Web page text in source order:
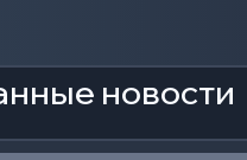
новости